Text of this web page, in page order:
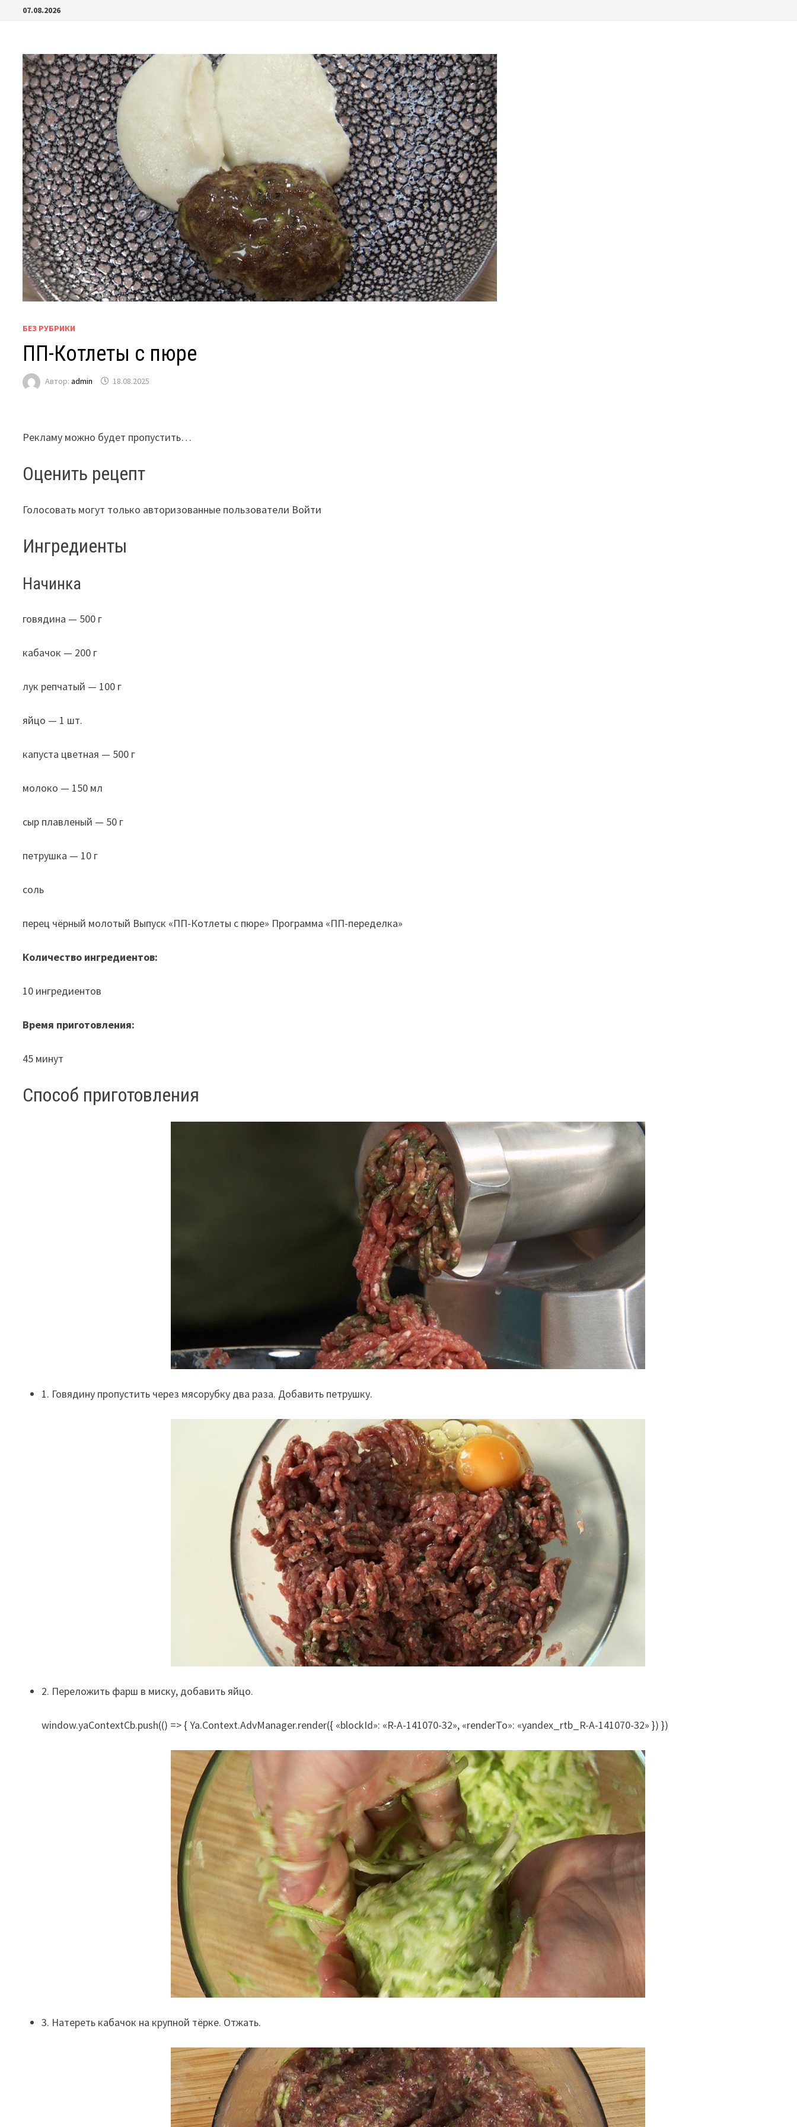
Перейти07.08.2026
БЕЗ РУБРИКИ
ПП-Котлеты с пюре
Автор:admin 18.08.2025
Рекламу можно будет пропустить…
Оценить рецепт
Голосовать могут только авторизованные пользователи Войти
Ингредиенты
Начинка
говядина — 500 г
кабачок — 200 г
лук репчатый — 100 г
яйцо — 1 шт.
капуста цветная — 500 г
молоко — 150 мл
сыр плавленый — 50 г
петрушка — 10 г
соль
перец чёрный молотый Выпуск «ПП-Котлеты с пюре» Программа «ПП-переделка»
Количество ингредиентов:
10 ингредиентов
Время приготовления:
45 минут
Способ приготовления
1. Говядину пропустить через мясорубку два раза. Добавить петрушку.
2. Переложить фарш в миску, добавить яйцо.
window.yaContextCb.push(() => { Ya.Context.AdvManager.render({ «blockId»: «R-A-141070-32», «renderTo»: «yandex_rtb_R-A-141070-32» }) })
3. Натереть кабачок на крупной тёрке. Отжать.